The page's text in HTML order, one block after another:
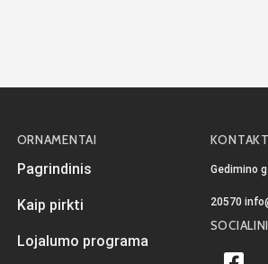
ORNAMENTAI
Pagrindinis
Kaip pirkti
Lojalumo programa
Gedimino
20570